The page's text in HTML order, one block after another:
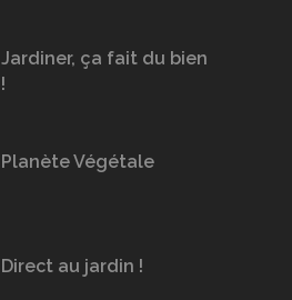
Jardiner, ça fait du bien
!
Planète Végétale
Direct au jardin !